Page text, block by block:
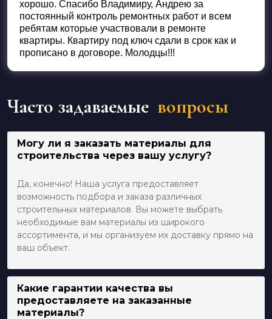
хорошо. Спасибо Владимиру, Андрею за
постоянный контроль ремонтных работ и всем
ребятам которые участвовали в ремонте
квартиры. Квартиру под ключ сдали в срок как и
прописано в договоре. Молодцы!!!
Часто задаваемые вопросы
Могу ли я заказать материалы для
строительства через вашу услугу?
Да, конечно! Наша услуга предоставляет
возможность подбора и заказа различных
строительных материалов. Вы можете выбрать
необходимые вам материалы из широкого
ассортимента, и мы организуем их доставку прямо на
ваш объект.
Какие гарантии качества вы
предоставляете на заказанные
материалы?